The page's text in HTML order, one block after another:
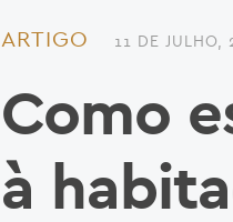
ARTIGO 11 DE JULHO,
Como
à